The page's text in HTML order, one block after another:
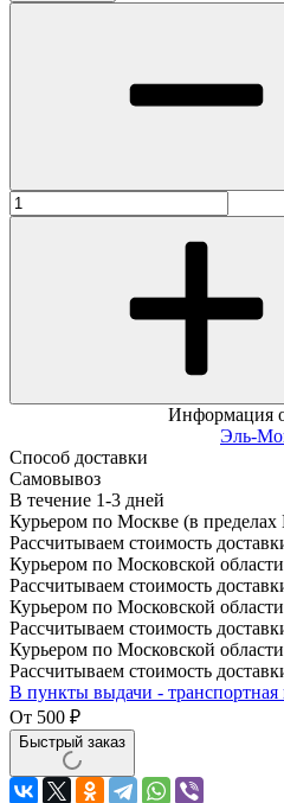
Информация
Эль-
Способ доставки
Самовывоз
В течение 1-3 дней
Курьером по Москве (в
Рассчитываем стоимость
Курьером по Московской
Рассчитываем стоимость
Курьером по Московской
Рассчитываем стоимость
Курьером по Московской
Рассчитываем стоимость
В пункты выдачи -
От 500 ₽
Быстрый заказ